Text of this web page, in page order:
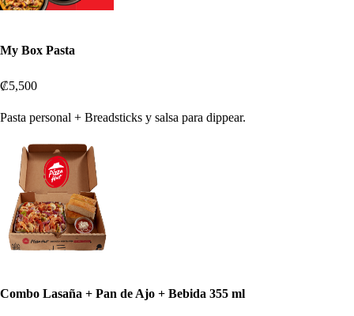
My Box Pasta
₡5,500
Pasta personal + Breadsticks y salsa para dippear.
Combo Lasaña + Pan de Ajo + Bebida 355 ml